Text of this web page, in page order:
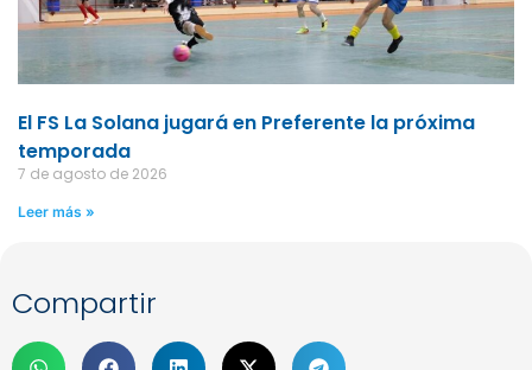
El FS La Solana jugará en Preferente la próxima
temporada
7 de agosto de 2026
Leer más »
Compartir